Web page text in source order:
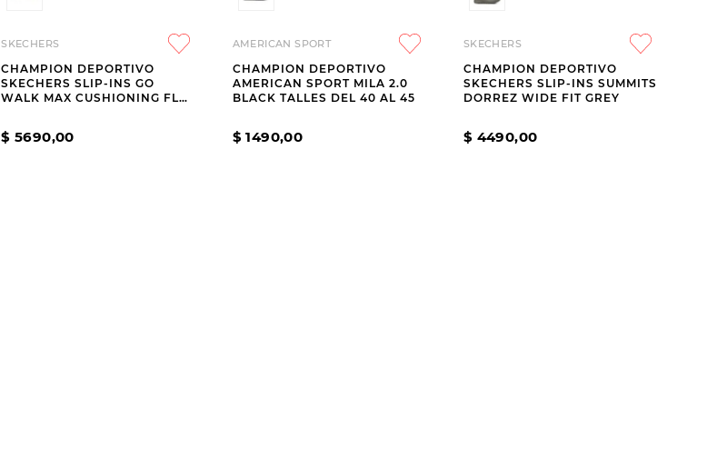
SKECHERS
CHAMPION DEPORTIVO
SKECHERS SLIP-INS GO
WALK MAX CUSHIONING FLEX
$ 5690,00
AMERICAN SPORT
CHAMPION DEPORTIVO
AMERICAN SPORT MILA 2.0
BLACK TALLES DEL 40 AL 45
$ 1490,00
SKECHERS
CHAMPION DEPORTIVO
SKECHERS SLIP-INS SUMMITS
DORREZ WIDE FIT GREY
$ 4490,00